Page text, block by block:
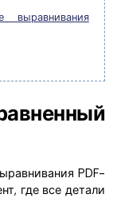
PDF-
где все детали